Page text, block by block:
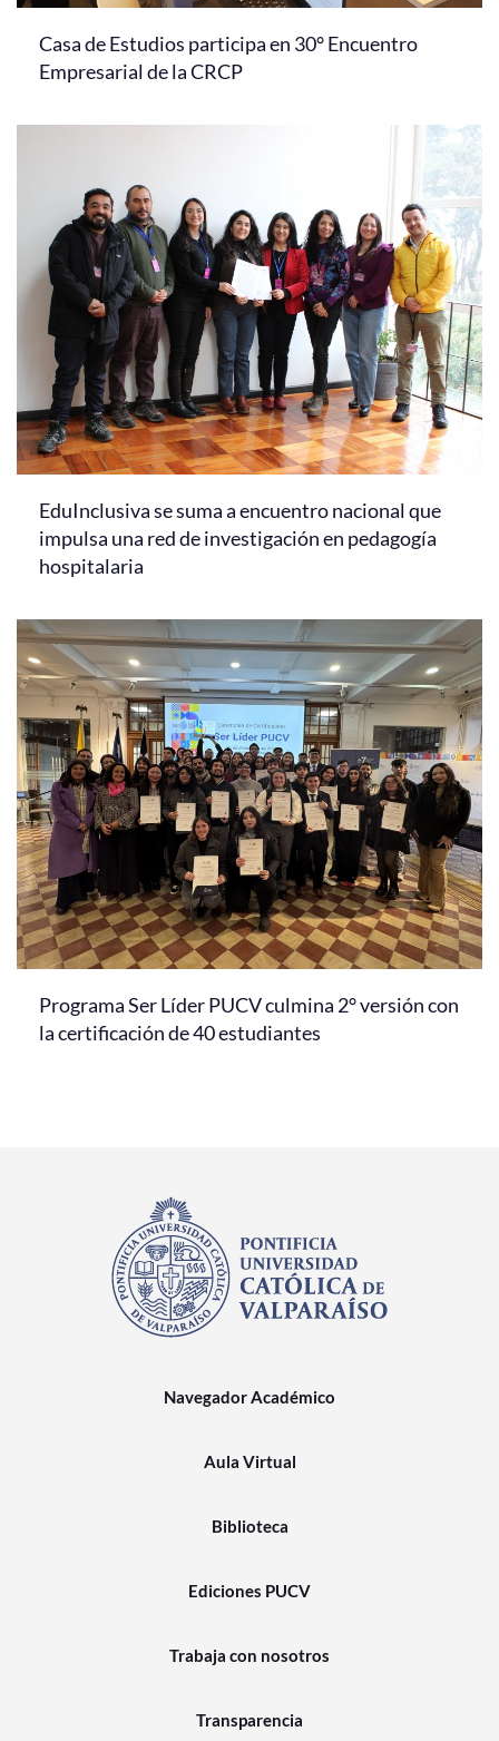
Casa de Estudios participa en 30° Encuentro
Empresarial de la CRCP
EduInclusiva se suma a encuentro nacional que
impulsa una red de investigación en pedagogía
hospitalaria
Programa Ser Líder PUCV culmina 2° versión con
la certificación de 40 estudiantes
Navegador Académico
Aula Virtual
Biblioteca
Ediciones PUCV
Trabaja con nosotros
Transparencia